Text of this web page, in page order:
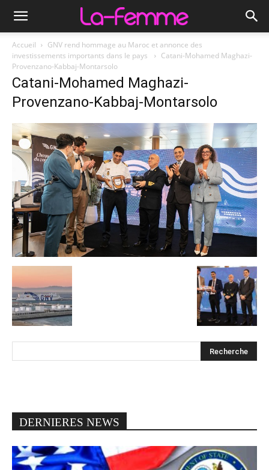
Accueil
GNV rend hommage au Maroc et annonce des
investissements importants dans le pays
Catani-Mohamed Maghazi-
Provenzano-Kabbaj-Montarsolo
Catani-Mohamed Maghazi-
Provenzano-Kabbaj-Montarsolo
DERNIERES NEWS